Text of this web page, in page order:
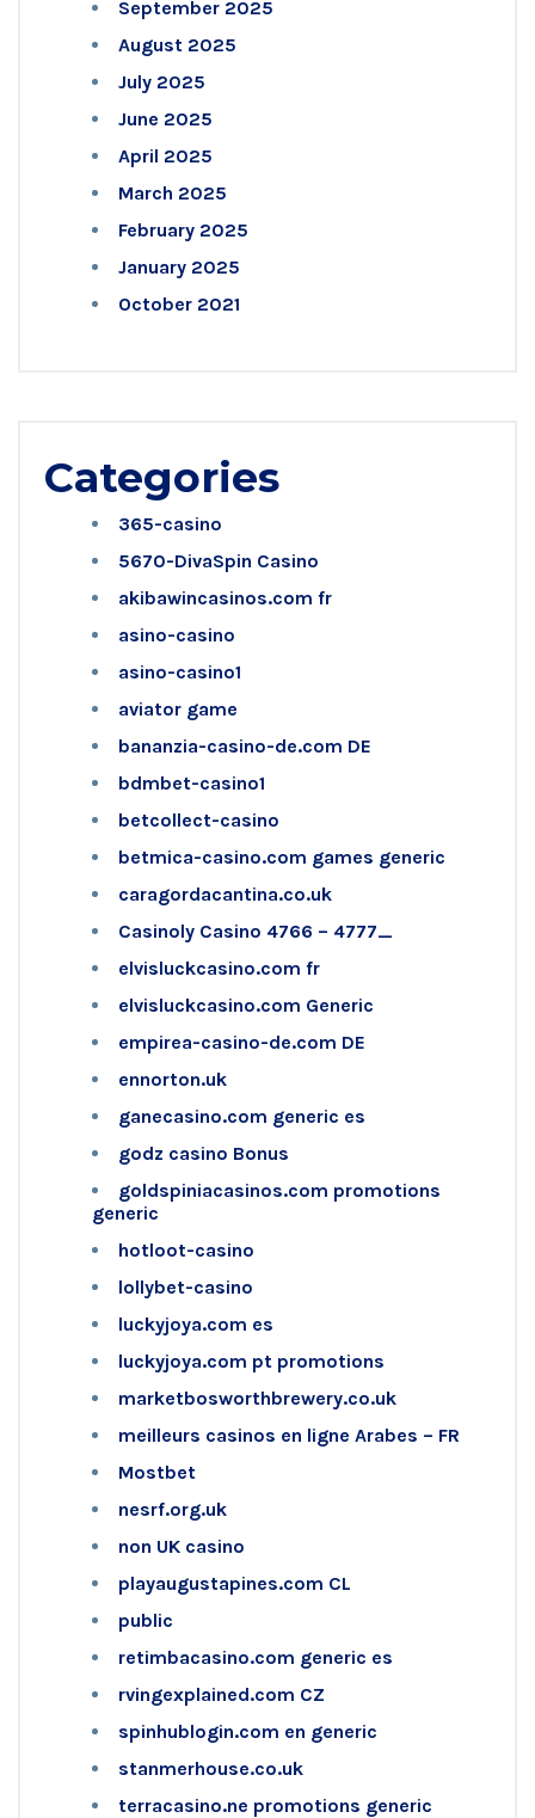
September 2025
August 2025
July 2025
June 2025
April 2025
March 2025
February 2025
January 2025
October 2021
Categories
365-casino
5670-DivaSpin Casino
akibawincasinos.com fr
asino-casino
asino-casino1
aviator game
bananzia-casino-de.com DE
bdmbet-casino1
betcollect-casino
betmica-casino.com games generic
caragordacantina.co.uk
Casinoly Casino 4766 – 4777_
elvisluckcasino.com fr
elvisluckcasino.com Generic
empirea-casino-de.com DE
ennorton.uk
ganecasino.com generic es
godz casino Bonus
goldspiniacasinos.com promotions
generic
hotloot-casino
lollybet-casino
luckyjoya.com es
luckyjoya.com pt promotions
marketbosworthbrewery.co.uk
meilleurs casinos en ligne Arabes – FR
Mostbet
nesrf.org.uk
non UK casino
playaugustapines.com CL
public
retimbacasino.com generic es
rvingexplained.com CZ
spinhublogin.com en generic
stanmerhouse.co.uk
terracasino.ne promotions generic